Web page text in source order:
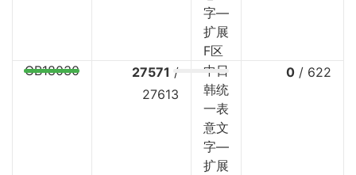
字—
扩展
F区
GB18030
27571 /
27613
中日
韩统
一表
意文
字—
扩展
0 / 622